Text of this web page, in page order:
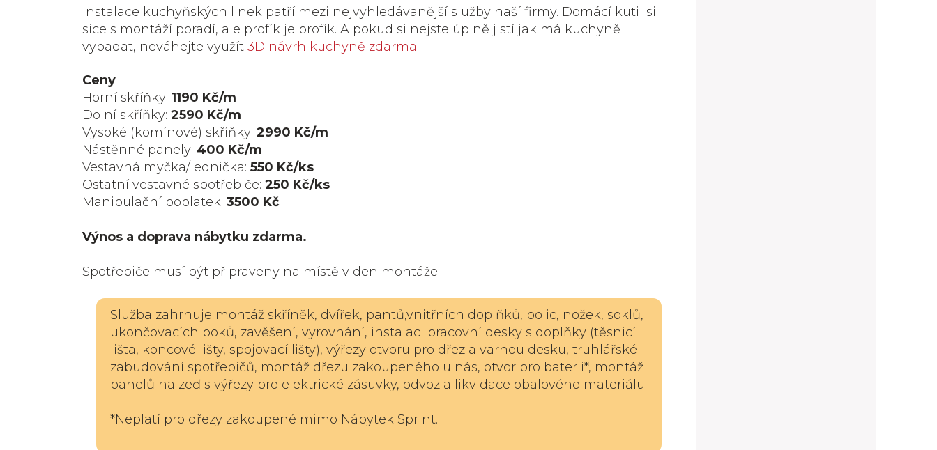
Instalace kuchyňských linek patří mezi nejvyhledávanější služby naší firmy. Domácí kutil si
sice s montáží poradí, ale profík je profík. A pokud si nejste úplně jistí jak má kuchyně
vypadat, neváhejte využít 3D návrh kuchyně zdarma!
Ceny
Horní skříňky: 1190 Kč/m
Dolní skříňky: 2590 Kč/m
Vysoké (komínové) skříňky: 2990 Kč/m
Nástěnné panely: 400 Kč/m
Vestavná myčka/lednička: 550 Kč/ks
Ostatní vestavné spotřebiče: 250 Kč/ks
Manipulační poplatek: 3500 Kč
Výnos a doprava nábytku zdarma.
Spotřebiče musí být připraveny na místě v den montáže.
Služba zahrnuje montáž skříněk, dvířek, pantů,vnitřních doplňků, polic, nožek, soklů,
ukončovacích boků, zavěšení, vyrovnání, instalaci pracovní desky s doplňky (těsnicí
lišta, koncové lišty, spojovací lišty), výřezy otvoru pro dřez a varnou desku, truhlářské
zabudování spotřebičů, montáž dřezu zakoupeného u nás, otvor pro baterii*, montáž
panelů na zeď s výřezy pro elektrické zásuvky, odvoz a likvidace obalového materiálu.
*Neplatí pro dřezy zakoupené mimo Nábytek Sprint.